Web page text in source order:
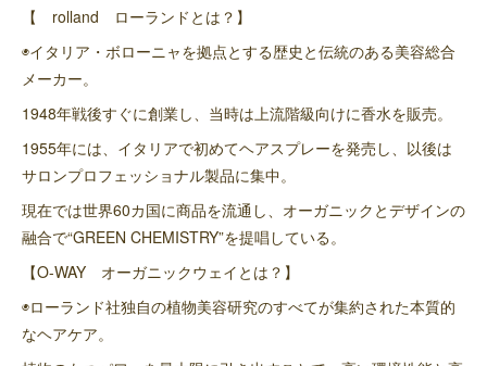
【 rolland ローランドとは？】
◉イタリア・ボローニャを拠点とする歴史と伝統のある美容総合
メーカー。
1948年戦後すぐに創業し、当時は上流階級向けに香水を販売。
1955年には、イタリアで初めてヘアスプレーを発売し、以後は
サロンプロフェッショナル製品に集中。
現在では世界60カ国に商品を流通し、オーガニックとデザインの
融合で“GREEN CHEMISTRY”を提唱している。
【O-WAY オーガニックウェイとは？】
◉ローランド社独自の植物美容研究のすべてが集約された本質的
なヘアケア。